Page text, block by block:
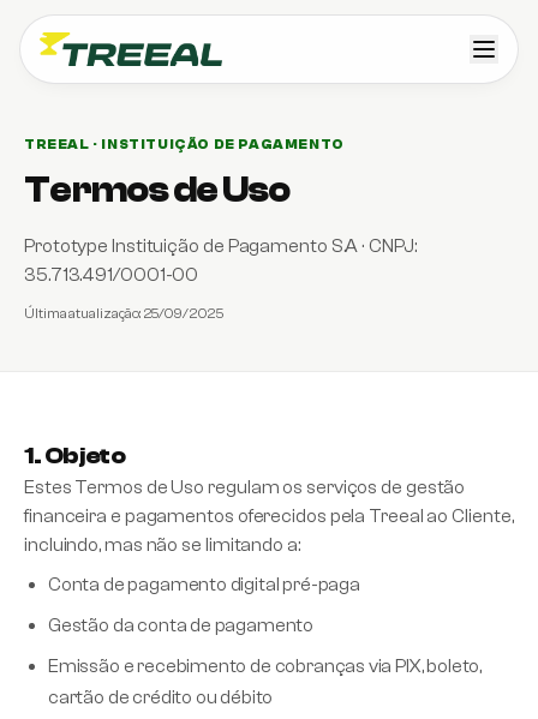
TREEAL · INSTITUIÇÃO DE PAGAMENTO
Termos de Uso
Prototype Instituição de Pagamento S.A · CNPJ:
35.713.491/0001-00
Última atualização: 25/09/2025
1. Objeto
Estes Termos de Uso regulam os serviços de gestão
financeira e pagamentos oferecidos pela Treeal ao Cliente,
incluindo, mas não se limitando a:
Conta de pagamento digital pré-paga
Gestão da conta de pagamento
Emissão e recebimento de cobranças via PIX, boleto,
cartão de crédito ou débito